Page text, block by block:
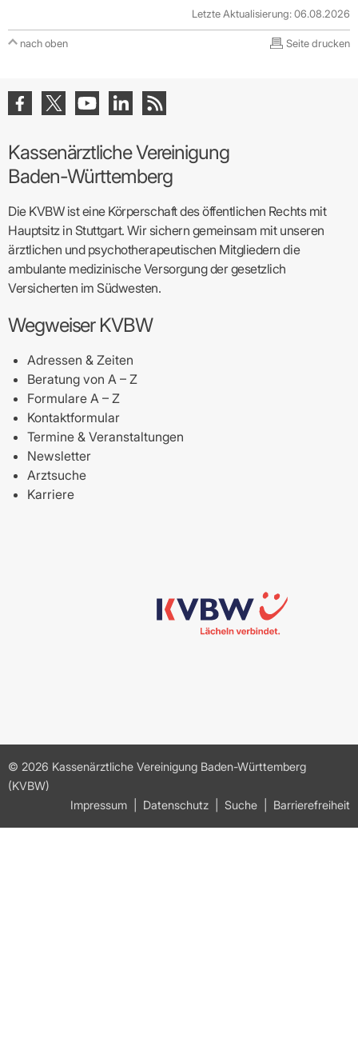
Letzte Aktualisierung: 06.08.2026
nach oben Seite drucken
Kassenärztliche Vereinigung
Baden-Württemberg
Die KVBW ist eine Körperschaft des öffentlichen Rechts mit
Hauptsitz in Stuttgart. Wir sichern gemeinsam mit unseren
ärztlichen und psychotherapeutischen Mitgliedern die
ambulante medizinische Versorgung der gesetzlich
Versicherten im Südwesten.
Wegweiser KVBW
Adressen & Zeiten
Beratung von A – Z
Formulare A – Z
Kontaktformular
Termine & Veranstaltungen
Newsletter
Arztsuche
Karriere
© 2026 Kassenärztliche Vereinigung Baden-Württemberg
(KVBW)
Impressum
Datenschutz Suche Barrierefreiheit